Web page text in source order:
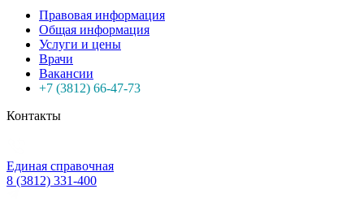
Правовая информация
Общая информация
Услуги и цены
Врачи
Вакансии
+7 (3812) 66-47-73
Контакты
Единая справочная
8 (3812) 331-400